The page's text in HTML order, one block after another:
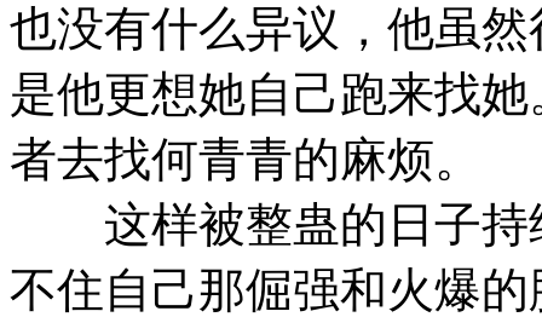
也没有什么异议，他虽
是他更想她自己跑来找
者去找何青青的麻烦。
这样被整蛊的日子持
不住自己那倔强和火爆